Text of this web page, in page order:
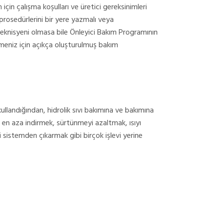
çalışma koşulları ve üretici gereksinimleri
bir yere yazmalı veya
olmasa bile Önleyici Bakım Programının
için açıkça oluşturulmuş bakım
hidrolik sıvı bakımına ve bakımına
aza indirmek, sürtünmeyi azaltmak, ısıyı
çıkarmak gibi birçok işlevi yerine